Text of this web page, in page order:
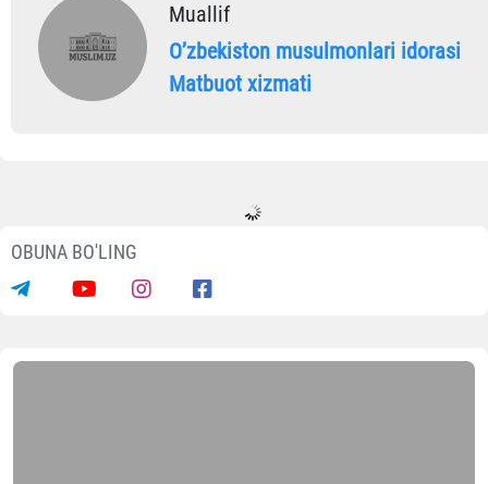
Muallif
Oʼzbekiston musulmonlari idorasi
Matbuot xizmati
OBUNA BO'LING